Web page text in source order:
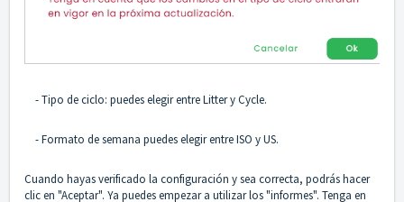
- Tipo de ciclo: puedes elegir entre Litter y Cycle.
- Formato de semana puedes elegir entre ISO y US.
Cuando hayas verificado la configuración y sea correcta, podrás hacer
clic en "Aceptar". Ya puedes empezar a utilizar los "informes". Tenga en